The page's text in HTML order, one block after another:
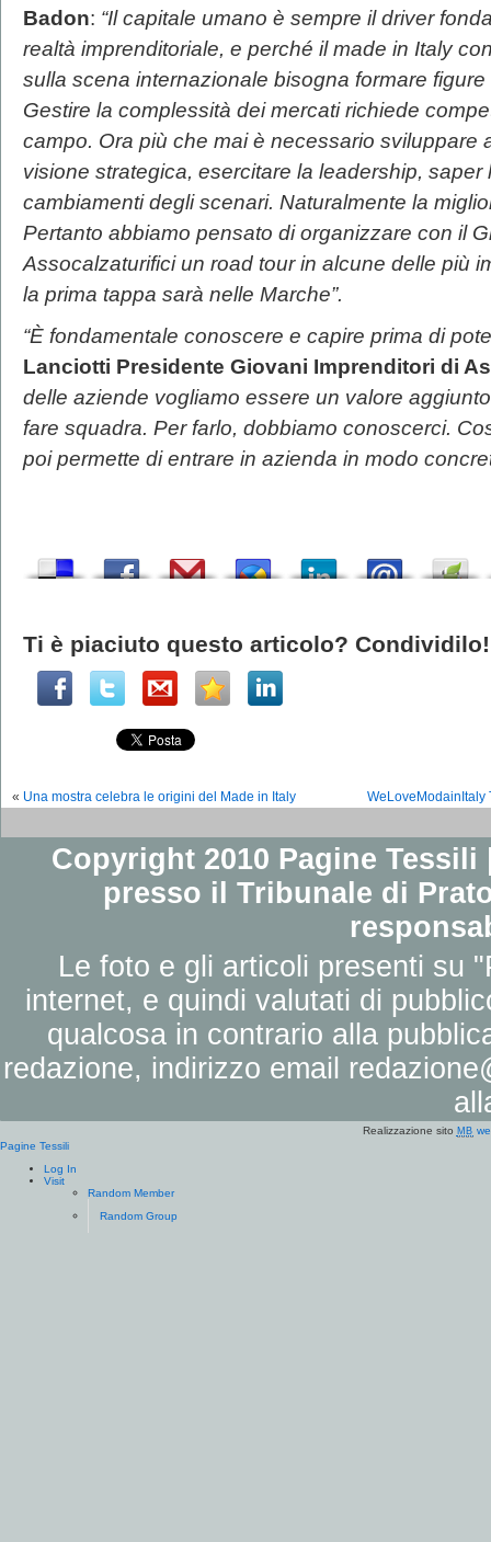
Badon: “Il capitale umano è sempre il driver
realtà imprenditoriale, e perché il made in Italy
sulla scena internazionale bisogna formare
Gestire la complessità dei mercati richiede
campo. Ora più che mai è necessario sviluppare
visione strategica, esercitare la leadership, saper
cambiamenti degli scenari. Naturalmente la
Pertanto abbiamo pensato di organizzare con il
Assocalzaturifici un road tour in alcune delle più
la prima tappa sarà nelle Marche”.
“È fondamentale conoscere e capire prima di
Lanciotti Presidente Giovani Imprenditori di
delle aziende vogliamo essere un valore
fare squadra. Per farlo, dobbiamo conoscerci.
poi permette di entrare in azienda in modo
Ti è piaciuto questo articolo? Condividilo!
« Una mostra celebra le origini del Made in Italy WeLoveModainItaly
Copyright 2010 Pagine
presso il Tribunale di
Le foto e gli articoli presenti su
internet, e quindi valutati di
qualcosa in contrario alla
redazione, indirizzo email
Realizzazione sito MB
Pagine Tessili
Log In
Visit
Random Member
Random Group